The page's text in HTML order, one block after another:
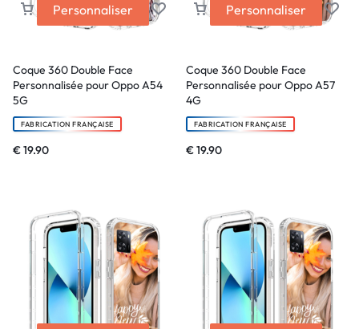
Personnaliser
Coque 360 Double Face
Personnalisée pour Oppo A54
5G
FABRICATION FRANÇAISE
€19.90
Personnaliser
Coque 360 Double Face
Personnalisée pour Oppo A57
4G
FABRICATION FRANÇAISE
€19.90